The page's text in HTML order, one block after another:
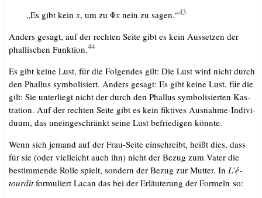
„Es gibt keinx, um zu Φxnein zu sagen.“43
Anders gesagt, auf der rech­ten Sei­te gibt es kein Aus­set­zen der
phal­li­schen Funk­ti­on.44
Es gibt kei­ne Lust, für die Fol­gen­des gilt: Die Lust wird nicht durch
den Phal­lus sym­bo­li­siert. Anders gesagt: Es gibt kei­ne Lust, für die
gilt: Sie unter­liegt nicht der durch den Phal­lus sym­bo­li­sier­ten Kas­
tra­ti­on. Auf der rech­ten Sei­te gibt es kein fik­ti­ves Aus­nah­me-Indi­vi­
du­um, das unein­ge­schränkt sei­ne Lust befrie­di­gen könnte.
Wenn sich jemand auf der Frau-Sei­te ein­schreibt, heißt dies, dass
für sie (oder viel­leicht auch ihn) nicht der Bezug zum Vater die
bestim­men­de Rol­le spielt, son­dern der Bezug zur Mut­ter. In L’é­
tour­ditfor­mu­liert Lacan das bei der Erläu­te­rung der For­meln so: